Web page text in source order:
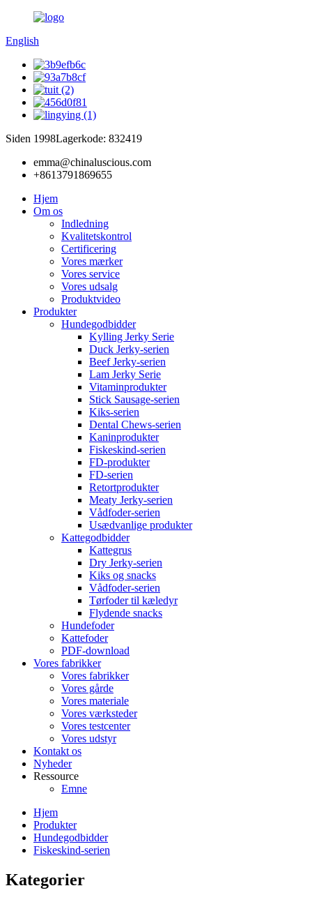
English
Siden 1998Lagerkode: 832419
emma@chinaluscious.com
+8613791869655
Hjem
Om os
Indledning
Kvalitetskontrol
Certificering
Vores mærker
Vores service
Vores udsalg
Produktvideo
Produkter
Hundegodbidder
Kylling Jerky Serie
Duck Jerky-serien
Beef Jerky-serien
Lam Jerky Serie
Vitaminprodukter
Stick Sausage-serien
Kiks-serien
Dental Chews-serien
Kaninprodukter
Fiskeskind-serien
FD-produkter
FD-serien
Retortprodukter
Meaty Jerky-serien
Vådfoder-serien
Usædvanlige produkter
Kattegodbidder
Kattegrus
Dry Jerky-serien
Kiks og snacks
Vådfoder-serien
Tørfoder til kæledyr
Flydende snacks
Hundefoder
Kattefoder
PDF-download
Vores fabrikker
Vores fabrikker
Vores gårde
Vores materiale
Vores værksteder
Vores testcenter
Vores udstyr
Kontakt os
Nyheder
Ressource
Emne
Hjem
Produkter
Hundegodbidder
Fiskeskind-serien
Kategorier